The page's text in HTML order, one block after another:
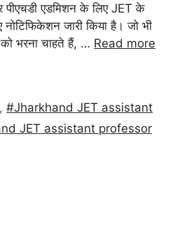
पीएचडी एडमिशन के लिए JET के
नोटिफिकेशन जारी किया है। जो भी
को भरना चाहते हैं, … Read more
,#Jharkhand JET assistant
JET assistant professor